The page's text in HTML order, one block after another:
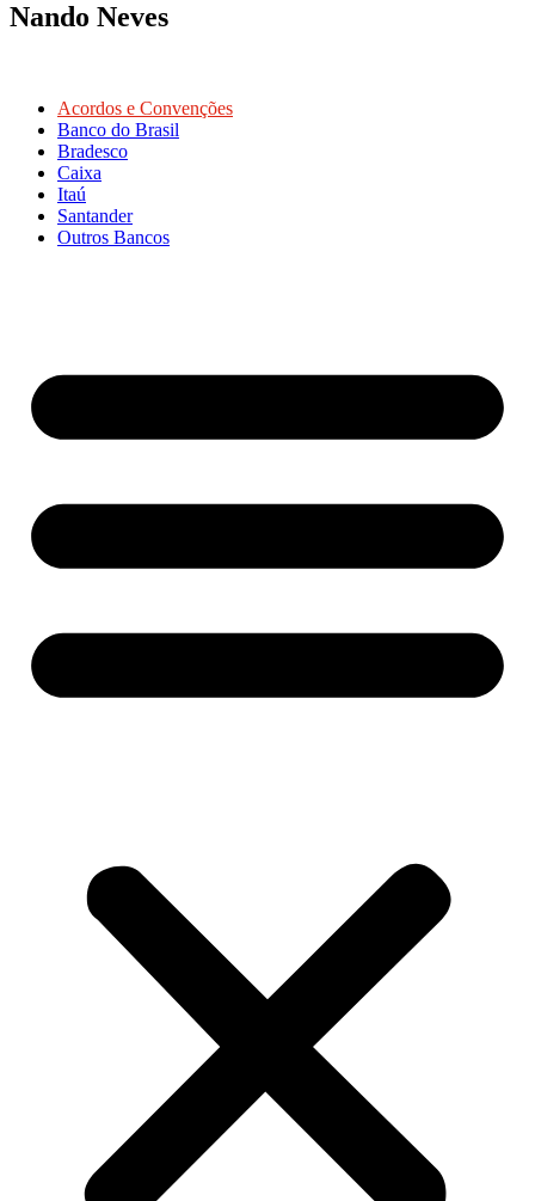
Nando Neves
Acordos e Convenções
Banco do Brasil
Bradesco
Caixa
Itaú
Santander
Outros Bancos